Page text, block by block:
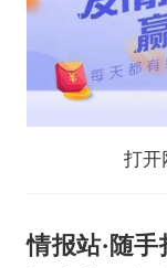
打开
情报站·随